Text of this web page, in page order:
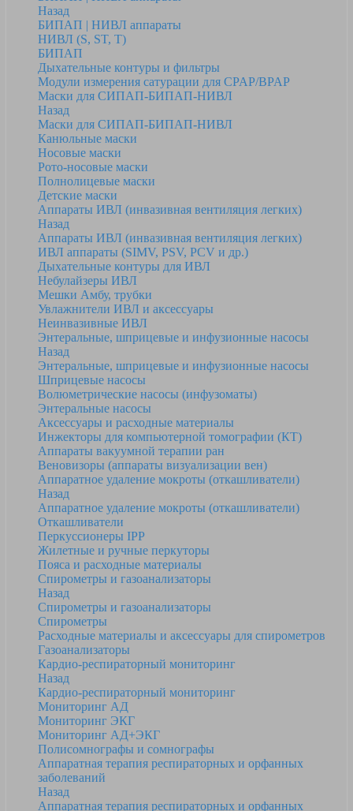
Назад
БИПАП | НИВЛ аппараты
НИВЛ (S, ST, T)
БИПАП
Дыхательные контуры и фильтры
Модули измерения сатурации для CPAP/BPAP
Маски для СИПАП-БИПАП-НИВЛ
Назад
Маски для СИПАП-БИПАП-НИВЛ
Канюльные маски
Носовые маски
Рото-носовые маски
Полнолицевые маски
Детские маски
Аппараты ИВЛ (инвазивная вентиляция легких)
Назад
Аппараты ИВЛ (инвазивная вентиляция легких)
ИВЛ аппараты (SIMV, PSV, PCV и др.)
Дыхательные контуры для ИВЛ
Небулайзеры ИВЛ
Мешки Амбу, трубки
Увлажнители ИВЛ и аксессуары
Неинвазивные ИВЛ
Энтеральные, шприцевые и инфузионные насосы
Назад
Энтеральные, шприцевые и инфузионные насосы
Шприцевые насосы
Волюметрические насосы (инфузоматы)
Энтеральные насосы
Аксессуары и расходные материалы
Инжекторы для компьютерной томографии (КТ)
Аппараты вакуумной терапии ран
Веновизоры (аппараты визуализации вен)
Аппаратное удаление мокроты (откашливатели)
Назад
Аппаратное удаление мокроты (откашливатели)
Откашливатели
Перкуссионеры IPP
Жилетные и ручные перкуторы
Пояса и расходные материалы
Спирометры и газоанализаторы
Назад
Спирометры и газоанализаторы
Спирометры
Расходные материалы и аксессуары для спирометров
Газоанализаторы
Кардио-респираторный мониторинг
Назад
Кардио-респираторный мониторинг
Мониторинг АД
Мониторинг ЭКГ
Мониторинг АД+ЭКГ
Полисомнографы и сомнографы
Аппаратная терапия респираторных и орфанных
заболеваний
Назад
Аппаратная терапия респираторных и орфанных